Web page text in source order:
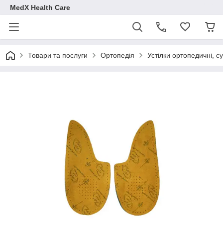
MedX Health Care
Товари та послуги Ортопедія Устілки ортопедичні,